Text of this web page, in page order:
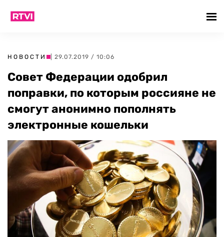
НОВОСТИ | 29.07.2019 / 10:06
Совет Федерации одобрил
поправки, по которым россияне не
смогут анонимно пополнять
электронные кошельки